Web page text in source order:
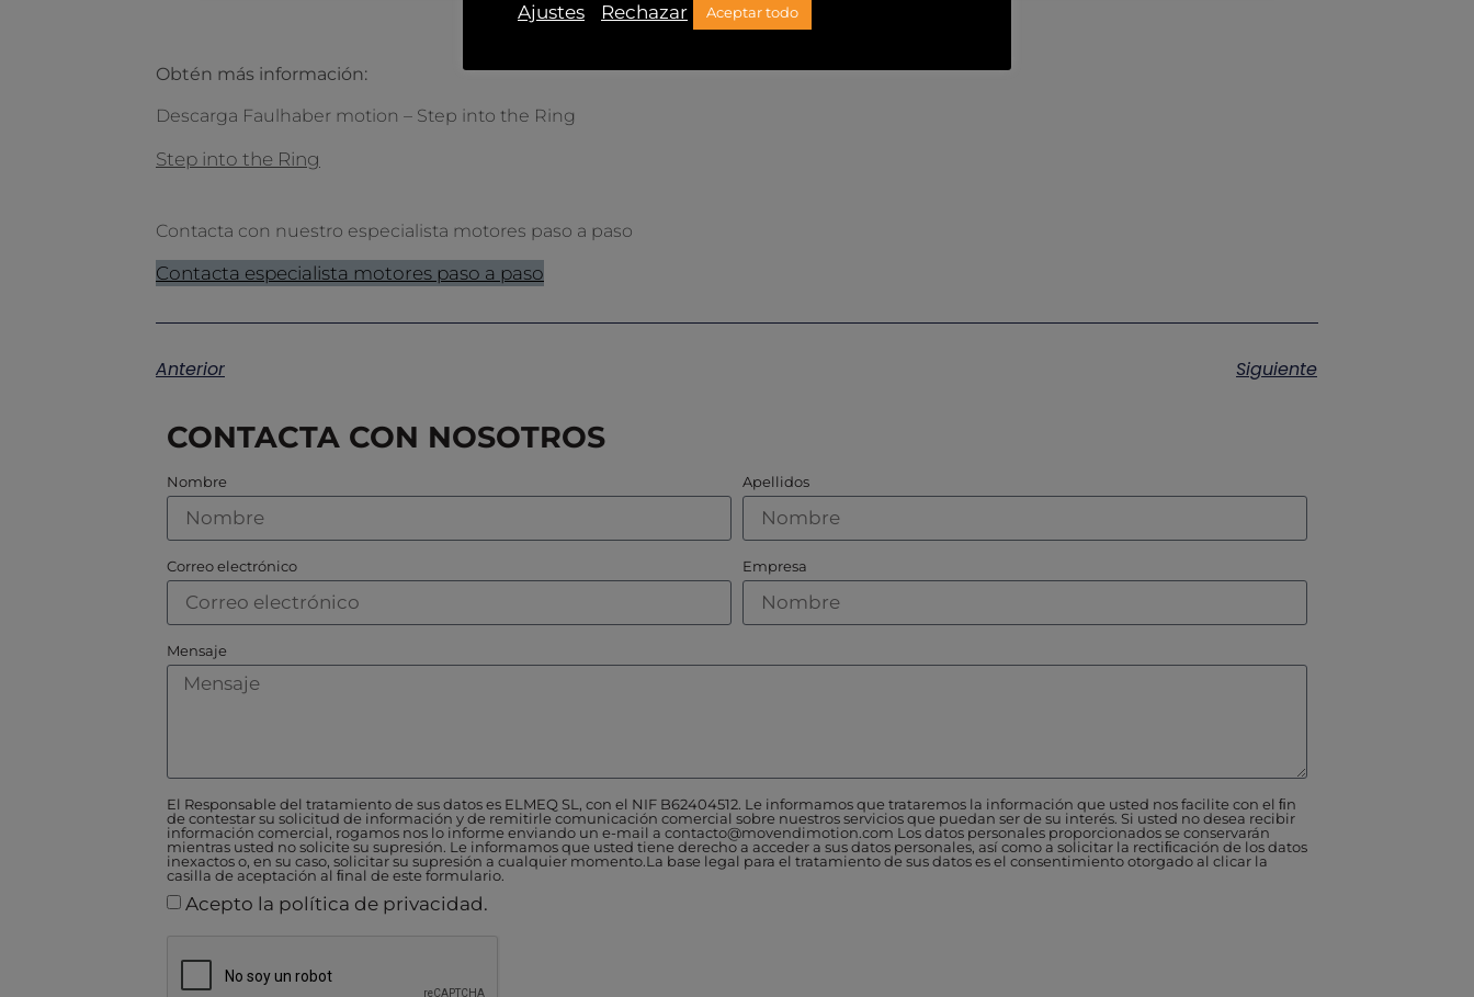
Obtén más información:
Descarga Faulhaber motion – Step into the Ring
Step into the Ring
Contacta con nuestro especialista motores paso a paso
Contacta especialista motores paso a paso
Anterior Siguiente
CONTACTA CON NOSOTROS
Nombre Apellidos
Correo electrónico Empresa
Mensaje
El Responsable del tratamiento de sus datos es ELMEQ SL, con el NIF B62404512. Le informamos que trataremos la información que usted nos facilite con el ﬁn
de contestar su solicitud de información y de remitirle comunicación comercial sobre nuestros servicios que puedan ser de su interés. Si usted no desea recibir
información comercial, rogamos nos lo informe enviando un e-mail a contacto@movendimotion.com Los datos personales proporcionados se conservarán
mientras usted no solicite su supresión. Le informamos que usted tiene derecho a acceder a sus datos personales, así como a solicitar la rectiﬁcación de los datos
inexactos o, en su caso, solicitar su supresión a cualquier momento.La base legal para el tratamiento de sus datos es el consentimiento otorgado al clicar la
casilla de aceptación al ﬁnal de este formulario.
Acepto la política de privacidad.
Ajustes
Rechazar Aceptar todo